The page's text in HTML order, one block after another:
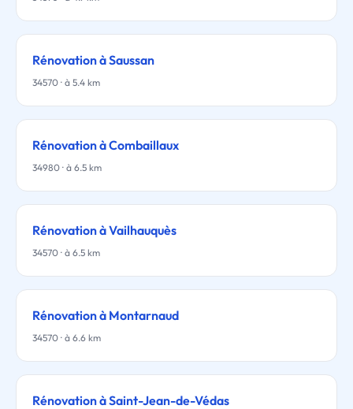
Rénovation à Saussan
34570 · à 5.4 km
Rénovation à Combaillaux
34980 · à 6.5 km
Rénovation à Vailhauquès
34570 · à 6.5 km
Rénovation à Montarnaud
34570 · à 6.6 km
Rénovation à Saint-Jean-de-Védas